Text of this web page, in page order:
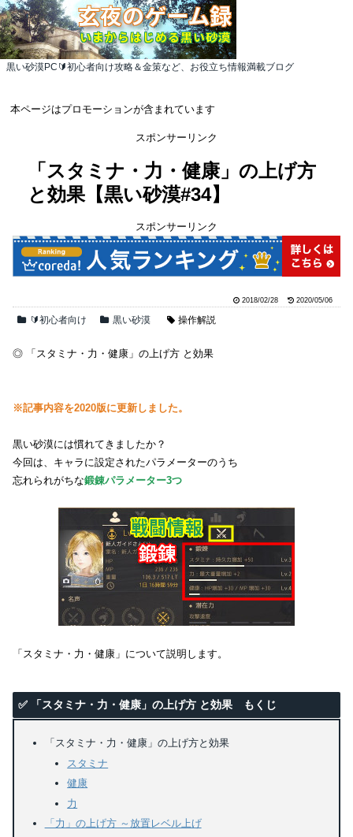
黒い砂漠PC🔰初心者向け攻略＆金策など、お役立ち情報満載ブログ
本ページはプロモーションが含まれています
スポンサーリンク
「スタミナ・力・健康」の上げ方
と効果【黒い砂漠#34】
スポンサーリンク
2018/02/28 2020/05/06
🔰初心者向け 黒い砂漠 操作解説
◎ 「スタミナ・力・健康」の上げ方 と効果
※記事内容を2020版に更新しました。
黒い砂漠には慣れてきましたか？
今回は、キャラに設定されたパラメーターのうち
忘れられがちな鍛錬パラメーター3つ
「スタミナ・力・健康」について説明します。
✅ 「スタミナ・力・健康」の上げ方 と効果 もくじ
「スタミナ・力・健康」の上げ方と効果
スタミナ
健康
力
「力」の上げ方 ～放置レベル上げ